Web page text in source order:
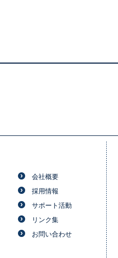
会社概要
採用情報
サポート活動
リンク集
お問い合わせ